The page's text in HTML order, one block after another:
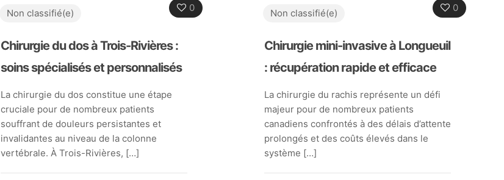
0
Non classifié(e)
Chirurgie du dos à Trois-Rivières :
soins spécialisés et personnalisés
La chirurgie du dos constitue une étape
cruciale pour de nombreux patients
souffrant de douleurs persistantes et
invalidantes au niveau de la colonne
vertébrale. À Trois-Rivières, […]
0
Non classifié(e)
Chirurgie mini-invasive à Longueuil
: récupération rapide et efficace
La chirurgie du rachis représente un défi
majeur pour de nombreux patients
canadiens confrontés à des délais d’attente
prolongés et des coûts élevés dans le
système […]